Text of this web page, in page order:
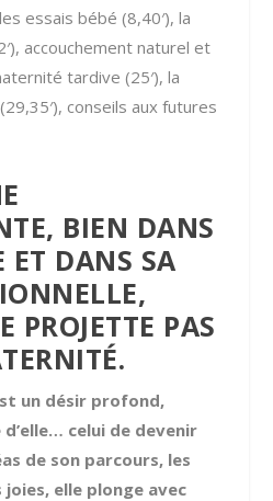
essais bébé (8,40′), la
accouchement naturel et
tardive (25′), la
conseils aux futures
BIEN DANS
ET DANS SA
PROJETTE PAS
un désir profond,
d’elle… celui de devenir
de son parcours, les
elle plonge avec